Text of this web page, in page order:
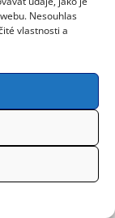
Nesouhlas
vlastnosti a
který
hrát
pohledů a
který